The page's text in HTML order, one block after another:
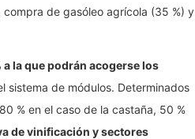
de gasóleo agrícola (35 %) y
la que podrán acogerse los
sistema de módulos. Determinados
% en el caso de la castaña, 50 %
de vinificación y sectores